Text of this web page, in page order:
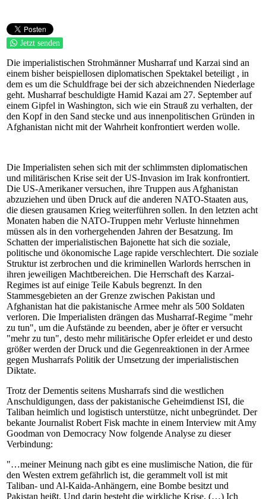
Jetzt senden
Die imperialistischen Strohmänner Musharraf und Karzai sind an
einem bisher beispiellosen diplomatischen Spektakel beteiligt , in
dem es um die Schuldfrage bei der sich abzeichnenden Niederlage
geht. Musharraf beschuldigte Hamid Kazai am 27. September auf
einem Gipfel in Washington, sich wie ein Strauß zu verhalten, der
den Kopf in den Sand stecke und aus innenpolitischen Gründen in
Afghanistan nicht mit der Wahrheit konfrontiert werden wolle.
Die Imperialisten sehen sich mit der schlimmsten diplomatischen
und militärischen Krise seit der US-Invasion im Irak konfrontiert.
Die US-Amerikaner versuchen, ihre Truppen aus Afghanistan
abzuziehen und üben Druck auf die anderen NATO-Staaten aus,
die diesen grausamen Krieg weiterführen sollen. In den letzten acht
Monaten haben die NATO-Truppen mehr Verluste hinnehmen
müssen als in den vorhergehenden Jahren der Besatzung. Im
Schatten der imperialistischen Bajonette hat sich die soziale,
politische und ökonomische Lage rapide verschlechtert. Die soziale
Struktur ist zerbrochen und die kriminellen Warlords herrschen in
ihren jeweiligen Machtbereichen. Die Herrschaft des Karzai-
Regimes ist auf einige Teile Kabuls begrenzt. In den
Stammesgebieten an der Grenze zwischen Pakistan und
Afghanistan hat die pakistanische Armee mehr als 500 Soldaten
verloren. Die Imperialisten drängen das Musharraf-Regime "mehr
zu tun", um die Aufstände zu beenden, aber je öfter er versucht
"mehr zu tun", desto mehr militärische Opfer erleidet er und desto
größer werden der Druck und die Gegenreaktionen in der Armee
gegen Musharrafs Politik der Umsetzung der imperialistischen
Diktate.
Trotz der Dementis seitens Musharrafs sind die westlichen
Anschuldigungen, dass der pakistanische Geheimdienst ISI, die
Taliban heimlich und logistisch unterstütze, nicht unbegründet. Der
bekante Journalist Robert Fisk machte in einem Interview mit Amy
Goodman von Democracy Now folgende Analyse zu dieser
Verbindung:
"…meiner Meinung nach gibt es eine muslimische Nation, die für
den Westen extrem gefährlich ist, die gerammelt voll ist mit
Taliban- und Al-Kaida-Anhängern, eine Bombe besitzt und
Pakistan heißt. Und darin besteht die wirkliche Krise. (…) Ich